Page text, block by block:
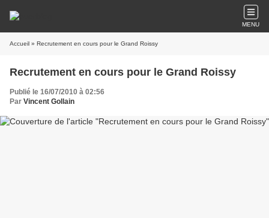
MENU
Accueil » Recrutement en cours pour le Grand Roissy
Recrutement en cours pour le Grand Roissy
Publié le 16/07/2010 à 02:56
Par Vincent Gollain